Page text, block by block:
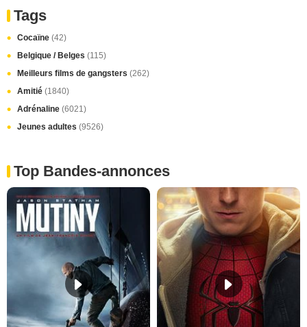
Tags
Cocaïne (42)
Belgique / Belges (115)
Meilleurs films de gangsters (262)
Amitié (1840)
Adrénaline (6021)
Jeunes adultes (9526)
Top Bandes-annonces